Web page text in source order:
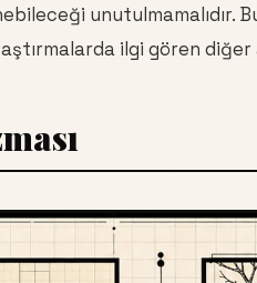
unutulmamalıdır.
ilgi gören